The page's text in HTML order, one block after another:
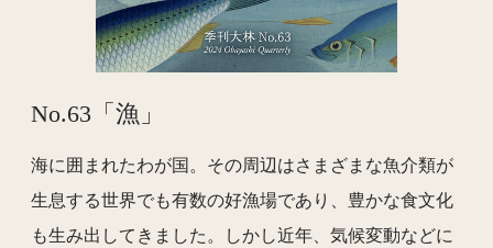
No.63「漁」
海に囲まれたわが国。その周辺はさまざまな魚介類が
生息する世界でも有数の好漁場であり、豊かな食文化
も生み出してきました。しかし近年、気候変動などに